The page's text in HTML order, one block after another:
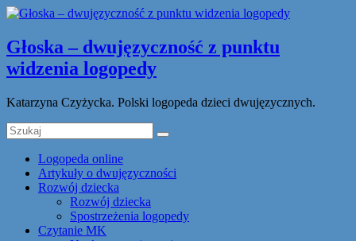
Głoska – dwujęzyczność z punktu
widzenia logopedy
Katarzyna Czyżycka. Polski logopeda dzieci dwujęzycznych.
Logopeda online
Artykuły o dwujęzyczności
Rozwój dziecka
Rozwój dziecka
Spostrzeżenia logopedy
Czytanie MK